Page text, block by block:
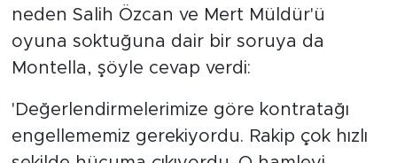
neden Salih Özcan ve Mert Müldür'ü
oyuna soktuğuna dair bir soruya da
Montella, şöyle cevap verdi:
'Değerlendirmelerimize göre kontratağı
engellememiz gerekiyordu. Rakip çok hızlı